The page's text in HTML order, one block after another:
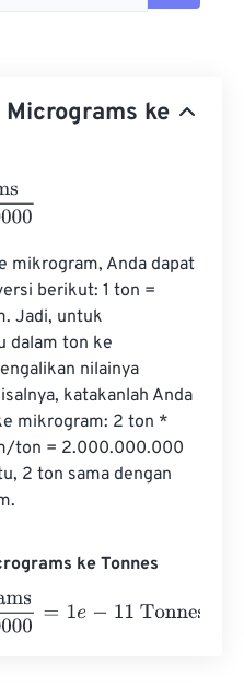
ke
mikrogram, Anda dapat
berikut: 1 ton =
Jadi, untuk
dalam ton ke
nilainya
katakanlah Anda
mikrogram: 2 ton *
ton = 2.000.000.000
2 ton sama dengan
ke Tonnes
=1 e-11